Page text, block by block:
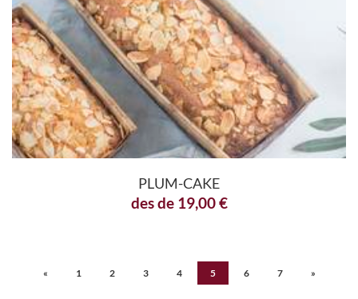
PLUM-CAKE
des de19,00€
« 1 2 3 4 5 6 7 »